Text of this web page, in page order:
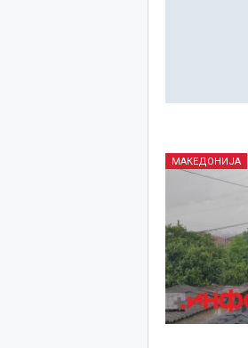
МАКЕДОНИЈА